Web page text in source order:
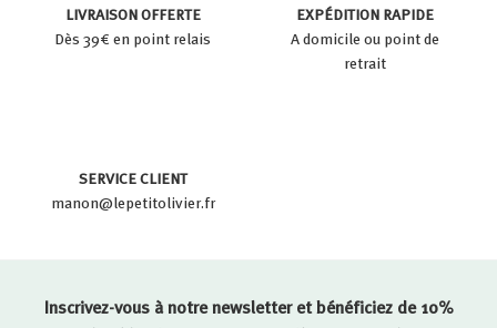
LIVRAISON OFFERTE
Dès 39€ en point relais
EXPÉDITION RAPIDE
A domicile ou point de
retrait
SERVICE CLIENT
manon@lepetitolivier.fr
Inscrivez-vous à notre newsletter et bénéficiez de 10%